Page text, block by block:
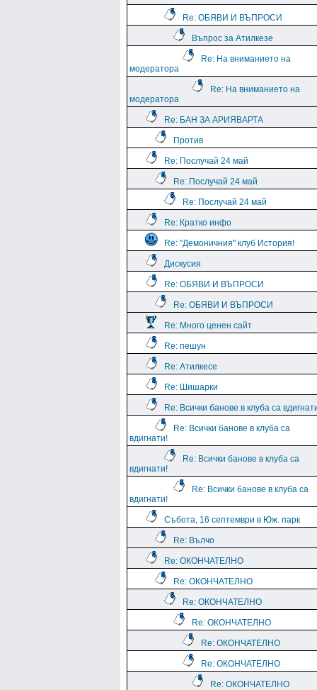
Re: ОБЯВИ И ВЪПРОСИ
Въпрос за Атилкезе
Re: На вниманието на
модератора
Re: На вниманието на
модератора
Re: БАН ЗА АРИЯВАРТА
Против
Re: Послучай 24 май
Re: Послучай 24 май
Re: Послучай 24 май
Re: Кратко инфо
Re: "Демоничния" клуб История!
Дискусия
Re: ОБЯВИ И ВЪПРОСИ
Re: ОБЯВИ И ВЪПРОСИ
Re: Много ценен сайт
Re: пешун
Re: Атилкесе
Re: Шишарки
Re: Всички банове в клуба са
Re: Всички банове в клуба са
вдигнати!
Re: Всички банове в клуба са
вдигнати!
Re: Всички банове в клуба са
вдигнати!
Събота, 16 септември в Юж. парк
Re: Вълчо
Re: ОКОНЧАТЕЛНО
Re: ОКОНЧАТЕЛНО
Re: ОКОНЧАТЕЛНО
Re: ОКОНЧАТЕЛНО
Re: ОКОНЧАТЕЛНО
Re: ОКОНЧАТЕЛНО
Re: ОКОНЧАТЕЛНО